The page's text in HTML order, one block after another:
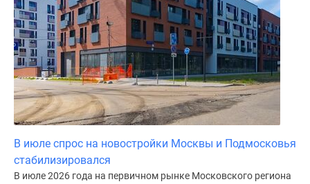
Дома
коттеджи
Коттеджные
поселки
Новой
Москве
Готовые
коттеджные
поселки
В июле спрос на новостройки Москвы и Подмосковья
стабилизировался
В июле 2026 года на первичном рынке Московского региона